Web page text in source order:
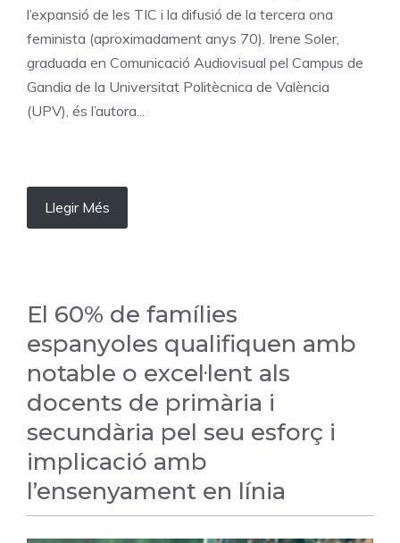
l’expansió de les TIC i la difusió de la tercera ona
feminista (aproximadament anys 70). Irene Soler,
graduada en Comunicació Audiovisual pel Campus de
Gandia de la Universitat Politècnica de València
(UPV), és l’autora...
Llegir Més
El 60% de famílies
espanyoles qualifiquen amb
notable o excel·lent als
docents de primària i
secundària pel seu esforç i
implicació amb
l’ensenyament en línia